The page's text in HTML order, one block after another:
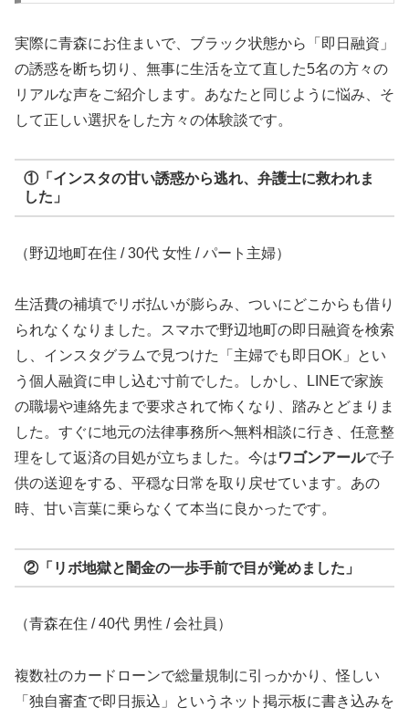
実際に青森にお住まいで、ブラック状態から「即日融資」
の誘惑を断ち切り、無事に生活を立て直した5名の方々の
リアルな声をご紹介します。あなたと同じように悩み、そ
して正しい選択をした方々の体験談です。
①「インスタの甘い誘惑から逃れ、弁護士に救われま
した」
（野辺地町在住 / 30代 女性 / パート主婦）
生活費の補填でリボ払いが膨らみ、ついにどこからも借り
られなくなりました。スマホで野辺地町の即日融資を検索
し、インスタグラムで見つけた「主婦でも即日OK」とい
う個人融資に申し込む寸前でした。しかし、LINEで家族
の職場や連絡先まで要求されて怖くなり、踏みとどまりま
した。すぐに地元の法律事務所へ無料相談に行き、任意整
理をして返済の目処が立ちました。今はワゴンアールで子
供の送迎をする、平穏な日常を取り戻せています。あの
時、甘い言葉に乗らなくて本当に良かったです。
②「リボ地獄と闇金の一歩手前で目が覚めました」
（青森在住 / 40代 男性 / 会社員）
複数社のカードローンで総量規制に引っかかり、怪しい
「独自審査で即日振込」というネット掲示板に書き込みを